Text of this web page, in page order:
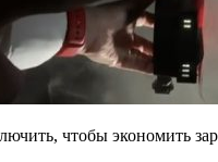
чтобы экономить